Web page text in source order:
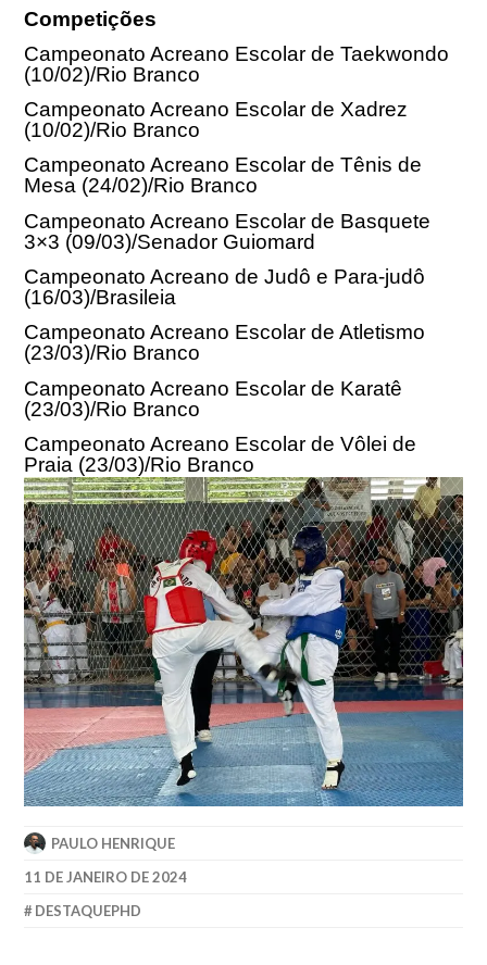
Competições
Campeonato Acreano Escolar de Taekwondo
(10/02)/Rio Branco
Campeonato Acreano Escolar de Xadrez
(10/02)/Rio Branco
Campeonato Acreano Escolar de Tênis de
Mesa (24/02)/Rio Branco
Campeonato Acreano Escolar de Basquete
3×3 (09/03)/Senador Guiomard
Campeonato Acreano de Judô e Para-judô
(16/03)/Brasileia
Campeonato Acreano Escolar de Atletismo
(23/03)/Rio Branco
Campeonato Acreano Escolar de Karatê
(23/03)/Rio Branco
Campeonato Acreano Escolar de Vôlei de
Praia (23/03)/Rio Branco
PAULO HENRIQUE
11 DE JANEIRO DE 2024
DESTAQUEPHD